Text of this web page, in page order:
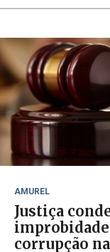
AMUREL
Justiça
improbidade
corrupção